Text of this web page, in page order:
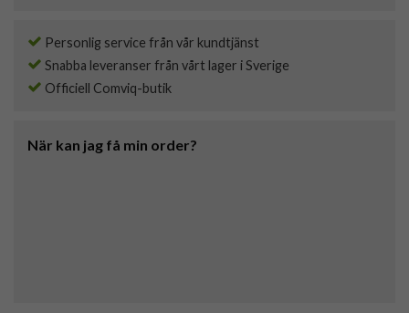
Personlig service från vår kundtjänst
Snabba leveranser från vårt lager i Sverige
Officiell Comviq-butik
När kan jag få min order?